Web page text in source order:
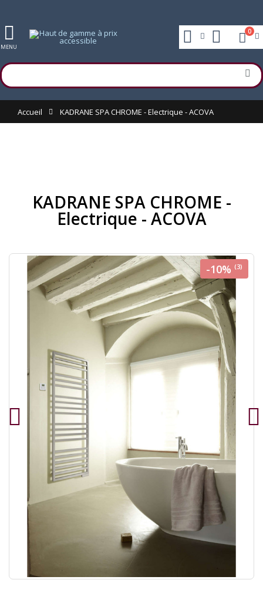
MENU
0
Accueil KADRANE SPA CHROME - Electrique - ACOVA
KADRANE SPA CHROME -
Electrique - ACOVA
-10% (3)